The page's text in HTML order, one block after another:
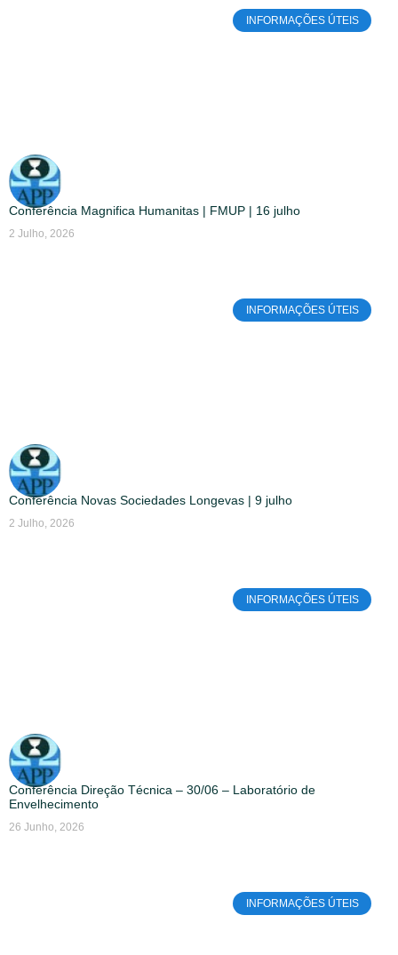
INFORMAÇÕES ÚTEIS
Conferência Magnifica Humanitas | FMUP | 16 julho
2 Julho, 2026
INFORMAÇÕES ÚTEIS
Conferência Novas Sociedades Longevas | 9 julho
2 Julho, 2026
INFORMAÇÕES ÚTEIS
Conferência Direção Técnica – 30/06 – Laboratório de
Envelhecimento
26 Junho, 2026
INFORMAÇÕES ÚTEIS